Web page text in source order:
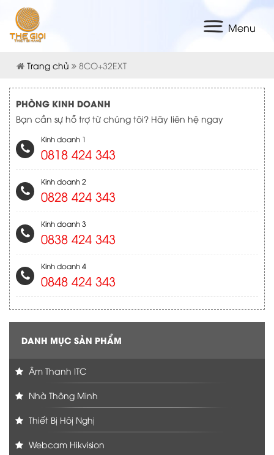
Menu
Trang chủ 8CO+32EXT
PHÒNG KINH DOANH
Bạn cần sự hỗ trợ từ chúng tôi? Hãy liên hệ ngay
Kinh doanh 1
0818 424 343
Kinh doanh 2
0828 424 343
Kinh doanh 3
0838 424 343
Kinh doanh 4
0848 424 343
DANH MỤC SẢN PHẨM
Âm Thanh ITC
Nhà Thông Minh
Thiết Bị Hôị Nghị
Webcam Hikvision